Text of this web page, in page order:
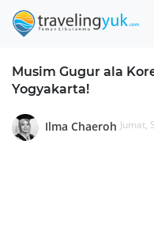
Musim Gugur ala
Yogyakarta!
Ilma Chaeroh Jumat,